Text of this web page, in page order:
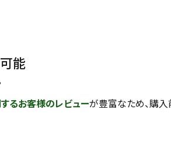
能
るお客様のレビューが豊富なため、購